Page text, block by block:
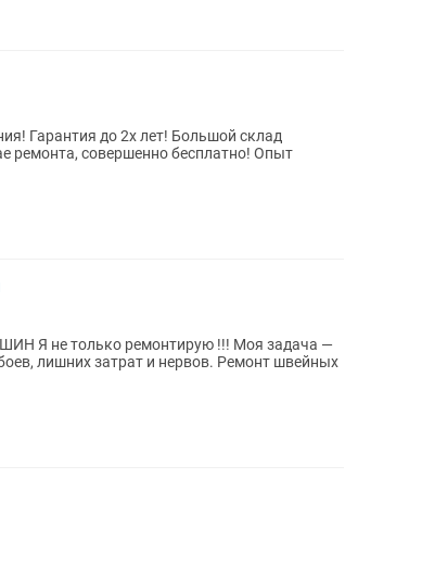
Гаpaнтия дo 2x лeт! Большой склaд
совepшeнно бесплатнo! Опыт
затрат и нервов. Ремонт швейных